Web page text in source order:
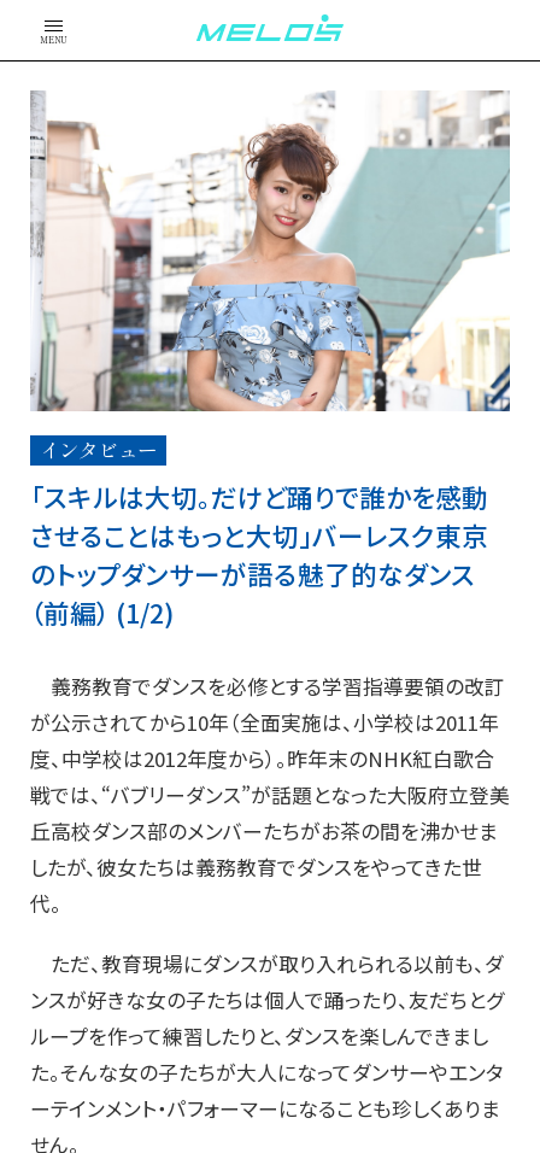
MENU
インタビュー
「スキルは大切。だけど踊りで誰かを感動
させることはもっと大切」バーレスク東京
のトップダンサーが語る魅了的なダンス
（前編） (1/2)
義務教育でダンスを必修とする学習指導要領の改訂
が公示されてから10年（全面実施は、小学校は2011年
度、中学校は2012年度から）。昨年末のNHK紅白歌合
戦では、“バブリーダンス”が話題となった大阪府立登美
丘高校ダンス部のメンバーたちがお茶の間を沸かせま
したが、彼女たちは義務教育でダンスをやってきた世
代。
ただ、教育現場にダンスが取り入れられる以前も、ダ
ンスが好きな女の子たちは個人で踊ったり、友だちとグ
ループを作って練習したりと、ダンスを楽しんできまし
た。そんな女の子たちが大人になってダンサーやエンタ
ーテインメント・パフォーマーになることも珍しくありま
せん。